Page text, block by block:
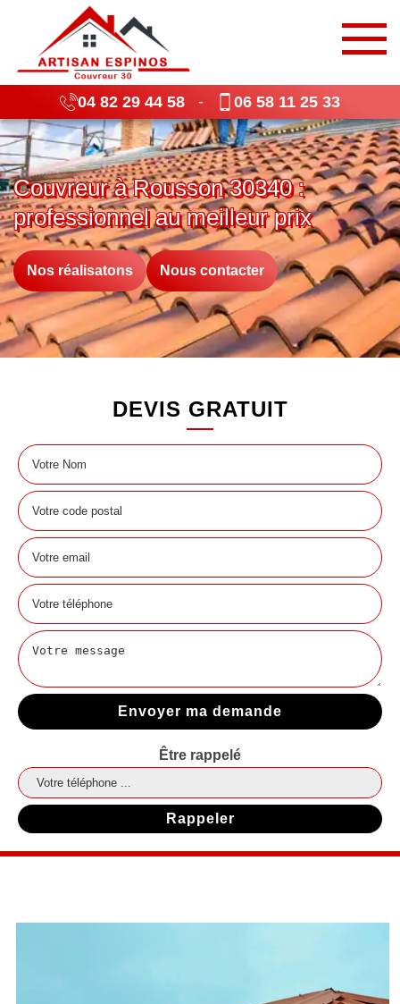
04 82 29 44 58 - 06 58 11 25 33
Couvreur à Rousson 30340 :
professionnel au meilleur prix
Nos réalisatons Nous contacter
DEVIS GRATUIT
Être rappelé